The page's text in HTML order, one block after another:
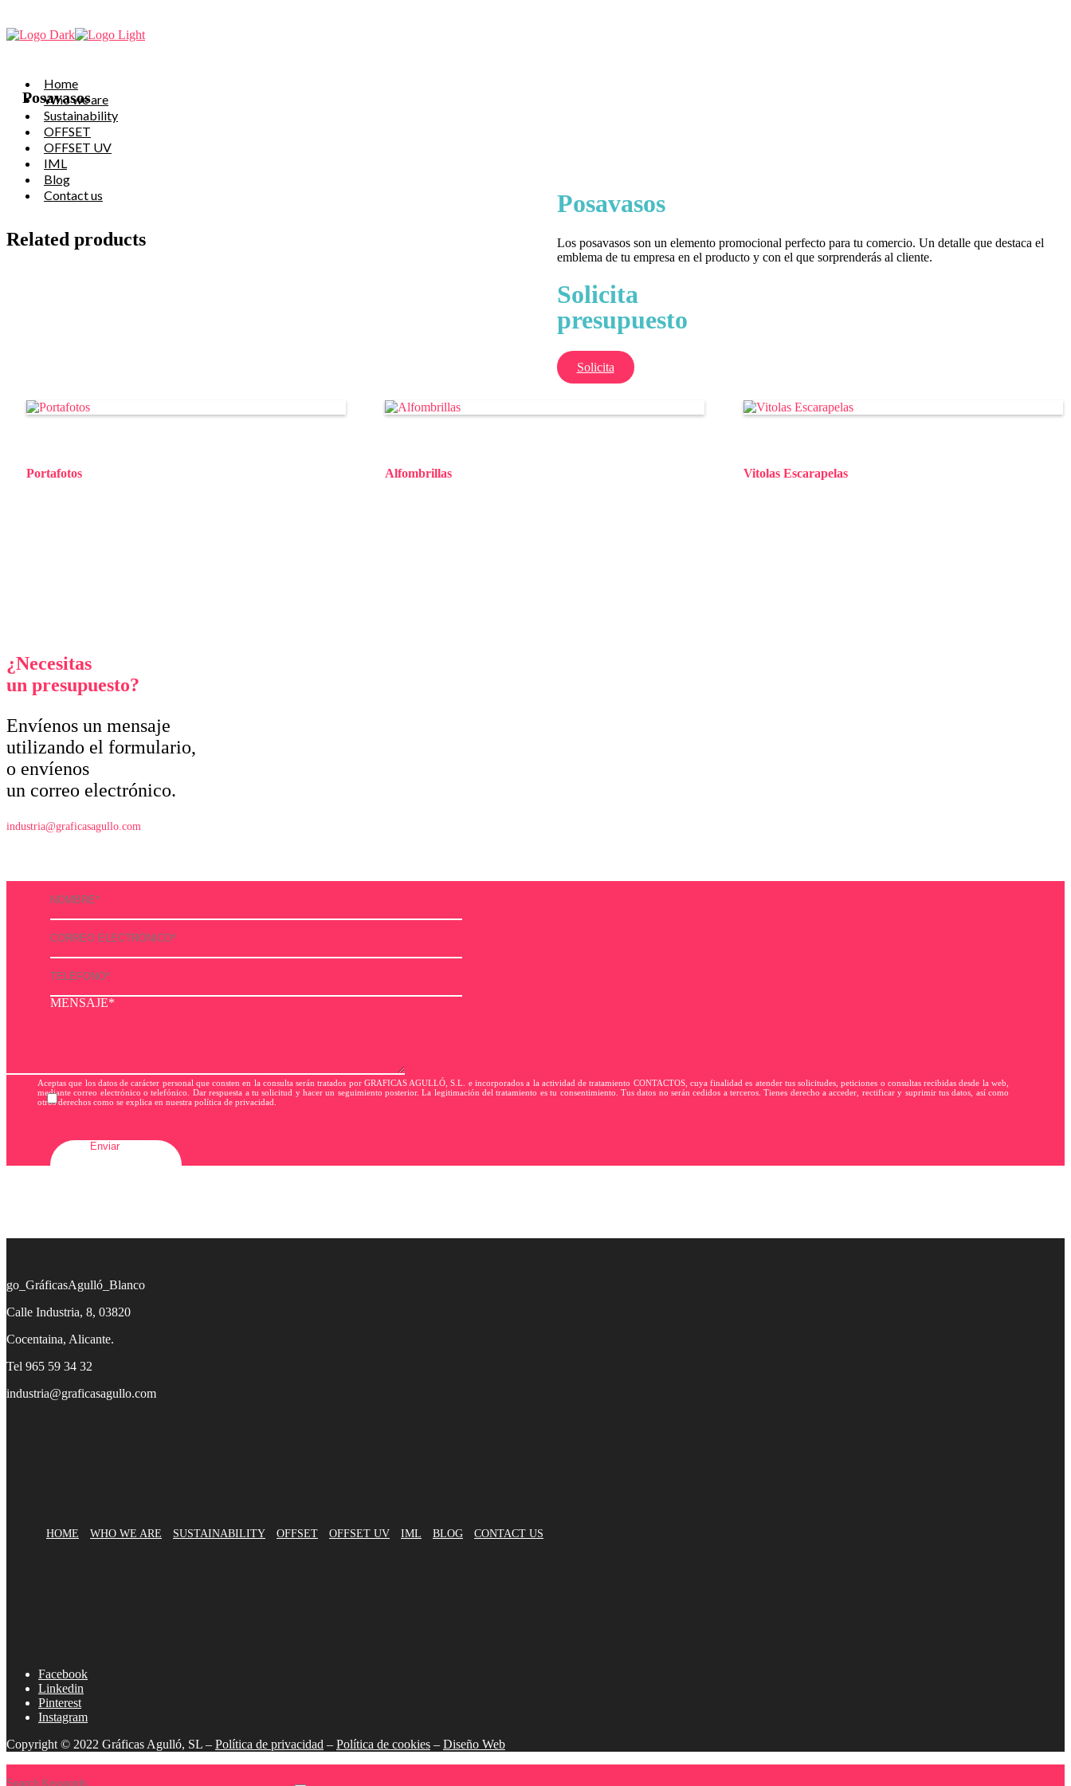
Home
Who we are
Sustainability
OFFSET
OFFSET UV
IML
Blog
Contact us
Posavasos
Posavasos
Los posavasos son un elemento promocional perfecto para tu comercio. Un detalle que destaca el
emblema de tu empresa en el producto y con el que sorprenderás al cliente.
Solicita
presupuesto
Solicita
Related products
Portafotos
Alfombrillas
Vitolas Escarapelas
¿Necesitas
un presupuesto?
Envíenos un mensaje
utilizando el formulario,
o envíenos
un correo electrónico.
industria@graficasagullo.com
MENSAJE*
Aceptas que los datos de carácter personal que consten en la consulta serán tratados por GRAFICAS AGULLÓ, S.L. e incorporados a la actividad de tratamiento CONTACTOS, cuya finalidad es atender tus solicitudes, peticiones o consultas recibidas desde la web,
mediante correo electrónico o telefónico. Dar respuesta a tu solicitud y hacer un seguimiento posterior. La legitimación del tratamiento es tu consentimiento. Tus datos no serán cedidos a terceros. Tienes derecho a acceder, rectificar y suprimir tus datos, así como
otros derechos como se explica en nuestra política de privacidad.
Calle Industria, 8, 03820
Cocentaina, Alicante.
Tel 965 59 34 32
industria@graficasagullo.com
HOME WHO WE ARE SUSTAINABILITY OFFSET OFFSET UV IML BLOG CONTACT US
Facebook
Linkedin
Pinterest
Instagram
Copyright © 2022 Gráficas Agulló, SL – Política de privacidad – Política de cookies – Diseño Web